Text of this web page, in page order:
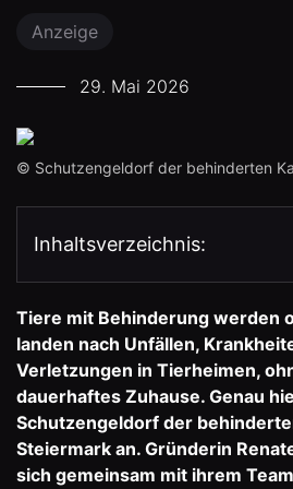
Anzeige
29. Mai 2026
© Schutzengeldorf der behinderten
Inhaltsverzeichnis:
Tiere mit Behinderung werden
landen nach Unfällen,
Verletzungen in Tierheimen,
dauerhaftes Zuhause. Genau
Schutzengeldorf der
Steiermark an. Gründerin
sich gemeinsam mit ihrem